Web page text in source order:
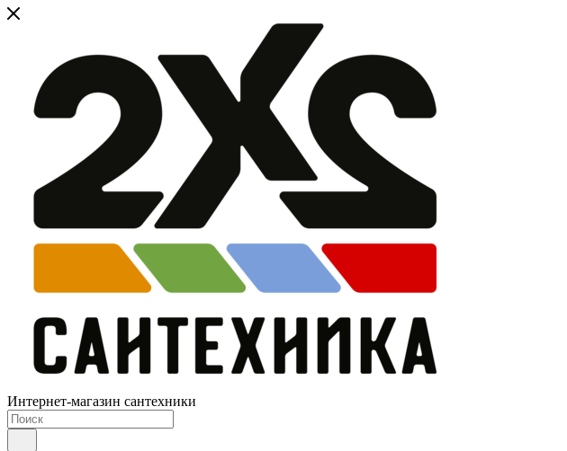
Интернет-магазин сантехники